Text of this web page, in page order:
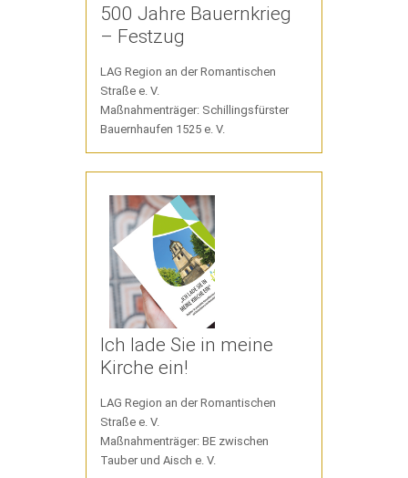
500 Jahre Bauernkrieg
– Festzug
LAG Region an der Romantischen
Straße e. V.
Maßnahmenträger: Schillingsfürster
Bauernhaufen 1525 e. V.
Ich lade Sie in meine
Kirche ein!
LAG Region an der Romantischen
Straße e. V.
Maßnahmenträger: BE zwischen
Tauber und Aisch e. V.